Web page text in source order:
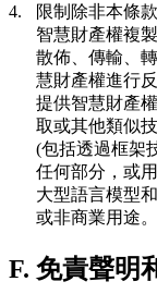
4. 限制 除非本條
智慧財產權複
散佈、傳輸、
慧財產權進行
提供智慧財產
取或其他類似
(包括透過框架
任何部分，或
大型語言模型
或非商業用途。
F. 免責聲明